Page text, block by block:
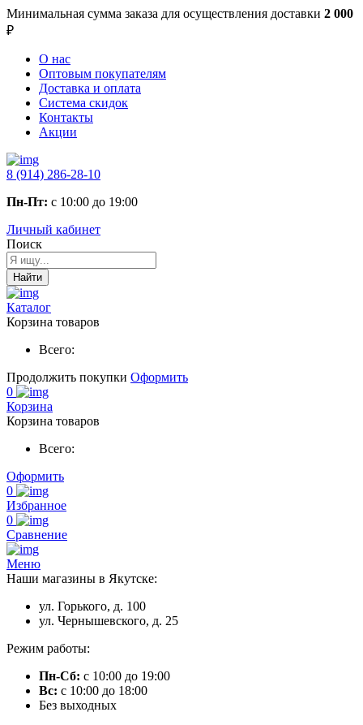
Минимальная сумма заказа для осуществления доставки 2 000
₽
О нас
Оптовым покупателям
Доставка и оплата
Система скидок
Контакты
Акции
8 (914) 286-28-10
Пн-Пт: с 10:00 до 19:00
Личный кабинет
Поиск
Найти
Каталог
Корзина товаров
Всего:
Продолжить покупки Оформить
0
Корзина
Корзина товаров
Всего:
Оформить
0
Избранное
0
Сравнение
Меню
Наши магазины в Якутске:
ул. Горького, д. 100
ул. Чернышевского, д. 25
Режим работы:
Пн-Сб: с 10:00 до 19:00
Вс: с 10:00 до 18:00
Без выходных